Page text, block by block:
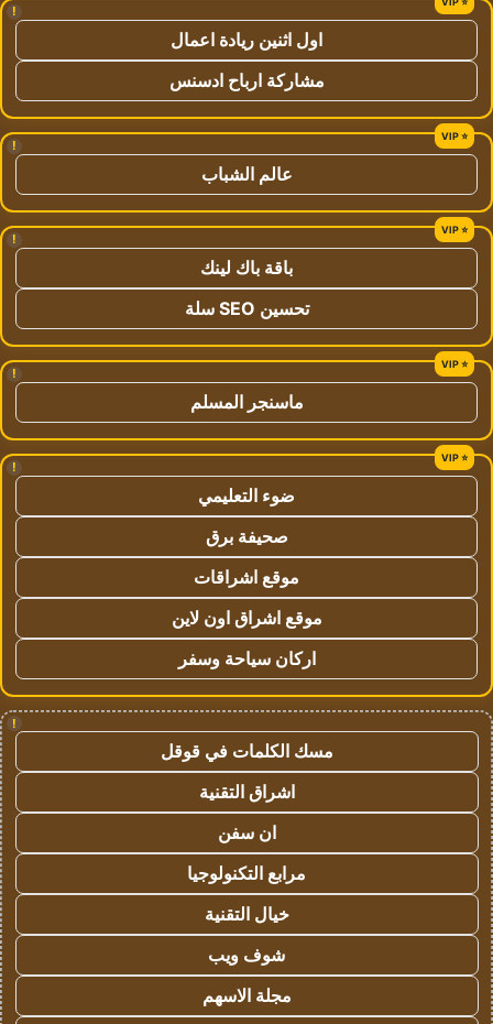
!
اول اثنين ريادة اعمال
مشاركة ارباح ادسنس
!
عالم الشباب
!
باقة باك لينك
تحسين SEO سلة
!
ماسنجر المسلم
!
ضوء التعليمي
صحيفة برق
موقع اشراقات
موقع اشراق اون لاين
اركان سياحة وسفر
!
مسك الكلمات في قوقل
اشراق التقنية
ان سفن
مرابع التكنولوجيا
خيال التقنية
شوف ويب
مجلة الاسهم